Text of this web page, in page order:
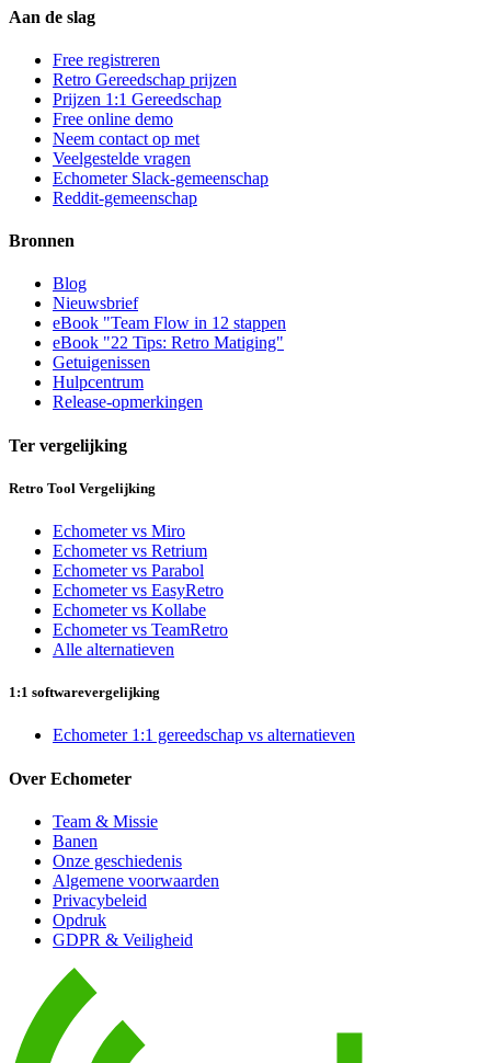
Aan de slag
Free registreren
Retro Gereedschap prijzen
Prijzen 1:1 Gereedschap
Free online demo
Neem contact op met
Veelgestelde vragen
Echometer Slack-gemeenschap
Reddit-gemeenschap
Bronnen
Blog
Nieuwsbrief
eBook "Team Flow in 12 stappen
eBook "22 Tips: Retro Matiging"
Getuigenissen
Hulpcentrum
Release-opmerkingen
Ter vergelijking
Retro Tool Vergelijking
Echometer vs Miro
Echometer vs Retrium
Echometer vs Parabol
Echometer vs EasyRetro
Echometer vs Kollabe
Echometer vs TeamRetro
Alle alternatieven
1:1 softwarevergelijking
Echometer 1:1 gereedschap vs alternatieven
Over Echometer
Team & Missie
Banen
Onze geschiedenis
Algemene voorwaarden
Privacybeleid
Opdruk
GDPR & Veiligheid